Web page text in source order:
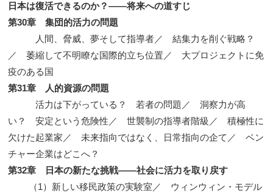
日本は復活できるのか？——将来への道すじ
第30章 集団的活力の問題
人間、脅威、夢そして指導者／ 結集力を削ぐ戦略？
／ 萎縮して不明瞭な国際的立ち位置／ 大プロジェクトに免
疫のある国
第31章 人的資源の問題
活力は下がっている？ 若者の問題／ 洞察力が高
い？ 安定という危険性／ 世襲制の指導者階級／ 積極性に
欠けた起業家／ 未来指向ではなく、日常指向の企て／ ベン
チャー企業はどこへ？
第32章 日本の新たな挑戦——社会に活力を取り戻す
（1）新しい移民政策の実験室／ ウィンウィン・モデル